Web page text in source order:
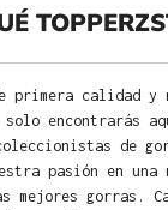
primera calidad y
solo encontrarás
de
pasión en una
mejores gorras.